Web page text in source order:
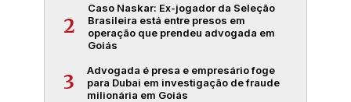
2
Caso Naskar: Ex-jogador da Seleção
Brasileira está entre presos em
operação que prendeu advogada em
Goiás
3
Advogada é presa e empresário foge
para Dubai em investigação de fraude
milionária em Goiás